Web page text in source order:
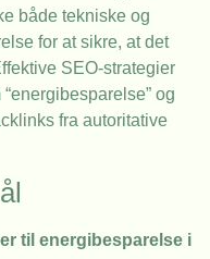
både tekniske og
for at sikre, at det
SEO-strategier
og
fra autoritative
til energibesparelse i